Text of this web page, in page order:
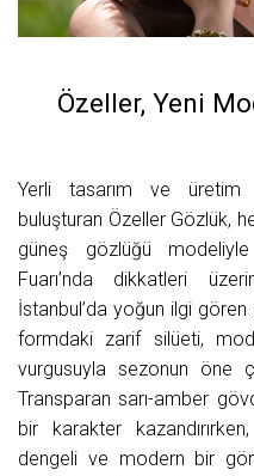
Özeller, Yeni
Yerli tasarım ve üretim
buluşturan Özeller Gözlük,
güneş gözlüğü
Fuarı’nda dikkatleri
İstanbul’da yoğun ilgi
formdaki zarif silüeti,
vurgusuyla sezonun öne
Transparan sarı-amber
bir karakter
dengeli ve modern bir